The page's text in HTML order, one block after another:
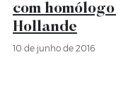
com
Hollande
10 de junho de 2016